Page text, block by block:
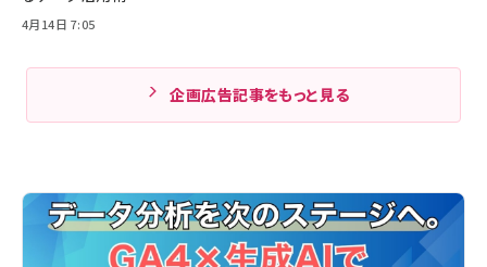
4月14日 7:05
企画広告記事をもっと見る